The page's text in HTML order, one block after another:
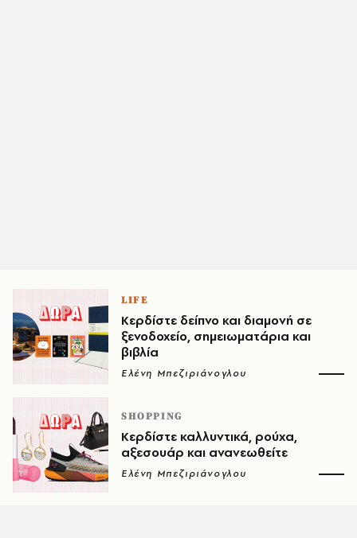
LIFE
Κερδίστε δείπνο και διαμονή σε
ξενοδοχείο, σημειωματάρια και
βιβλία
Ελένη Μπεζιριάνογλου
SHOPPING
Κερδίστε καλλυντικά, ρούχα,
αξεσουάρ και ανανεωθείτε
Ελένη Μπεζιριάνογλου